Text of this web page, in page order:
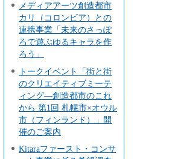
メディアアーツ創造都市
カリ（コロンビア）との
連携事業「未来のさっぽ
ろで遊ぶゆるキャラを作
ろう」
トークイベント「街と街
のクリエイティブミーテ
ィング―創造都市のこれ
から 第1回 札幌市×オウル
市（フィンランド）」開
催のご案内
Kitaraファースト・コンサ